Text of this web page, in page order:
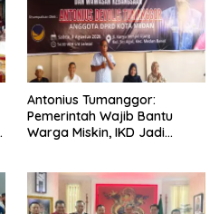
Antonius Tumanggor:
Pemerintah Wajib Bantu
Warga Miskin, IKD Jadi